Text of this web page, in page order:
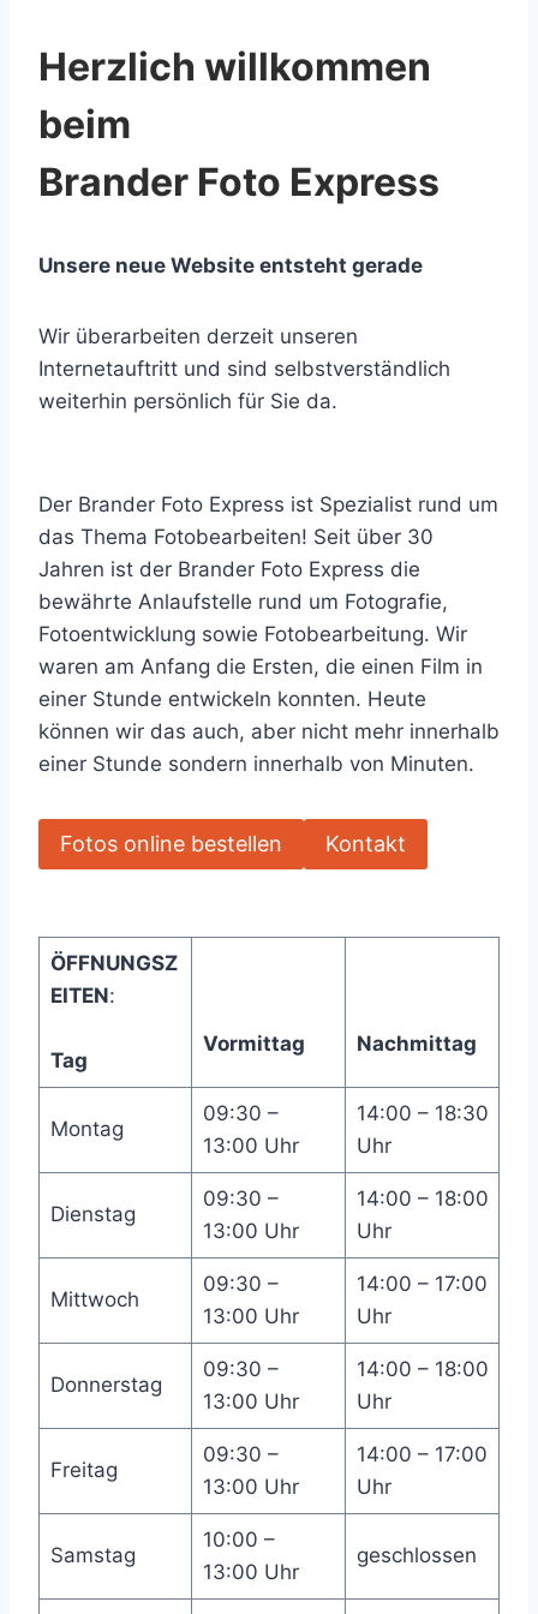
Herzlich willkommen
beim
Brander Foto Express
Unsere neue Website entsteht gerade
Wir überarbeiten derzeit unseren
Internetauftritt und sind selbstverständlich
weiterhin persönlich für Sie da.
Der Brander Foto Express ist Spezialist rund um
das Thema Fotobearbeiten! Seit über 30
Jahren ist der Brander Foto Express die
bewährte Anlaufstelle rund um Fotografie,
Fotoentwicklung sowie Fotobearbeitung. Wir
waren am Anfang die Ersten, die einen Film in
einer Stunde entwickeln konnten. Heute
können wir das auch, aber nicht mehr innerhalb
einer Stunde sondern innerhalb von Minuten.
Fotos online bestellen Kontakt
ÖFFNUNGSZ
EITEN:
Tag
Vormittag Nachmittag
Montag
09:30 –
13:00 Uhr
14:00 – 18:30
Uhr
Dienstag
09:30 –
13:00 Uhr
14:00 – 18:00
Uhr
Mittwoch
09:30 –
13:00 Uhr
14:00 – 17:00
Uhr
Donnerstag
09:30 –
13:00 Uhr
14:00 – 18:00
Uhr
Freitag
09:30 –
13:00 Uhr
14:00 – 17:00
Uhr
Samstag
10:00 –
13:00 Uhr
geschlossen